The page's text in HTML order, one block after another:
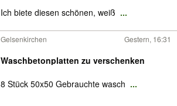
Ich biete diesen schönen, weiß ...
Gelsenkirchen Gestern, 16:31
Waschbetonplatten zu verschenken
8 Stück 50x50 Gebrauchte wasch ...